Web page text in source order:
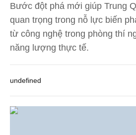
Bước đột phá mới giúp Trung
quan trọng trong nỗ lực biến
từ công nghệ trong phòng thí
năng lượng thực tế.
undefined